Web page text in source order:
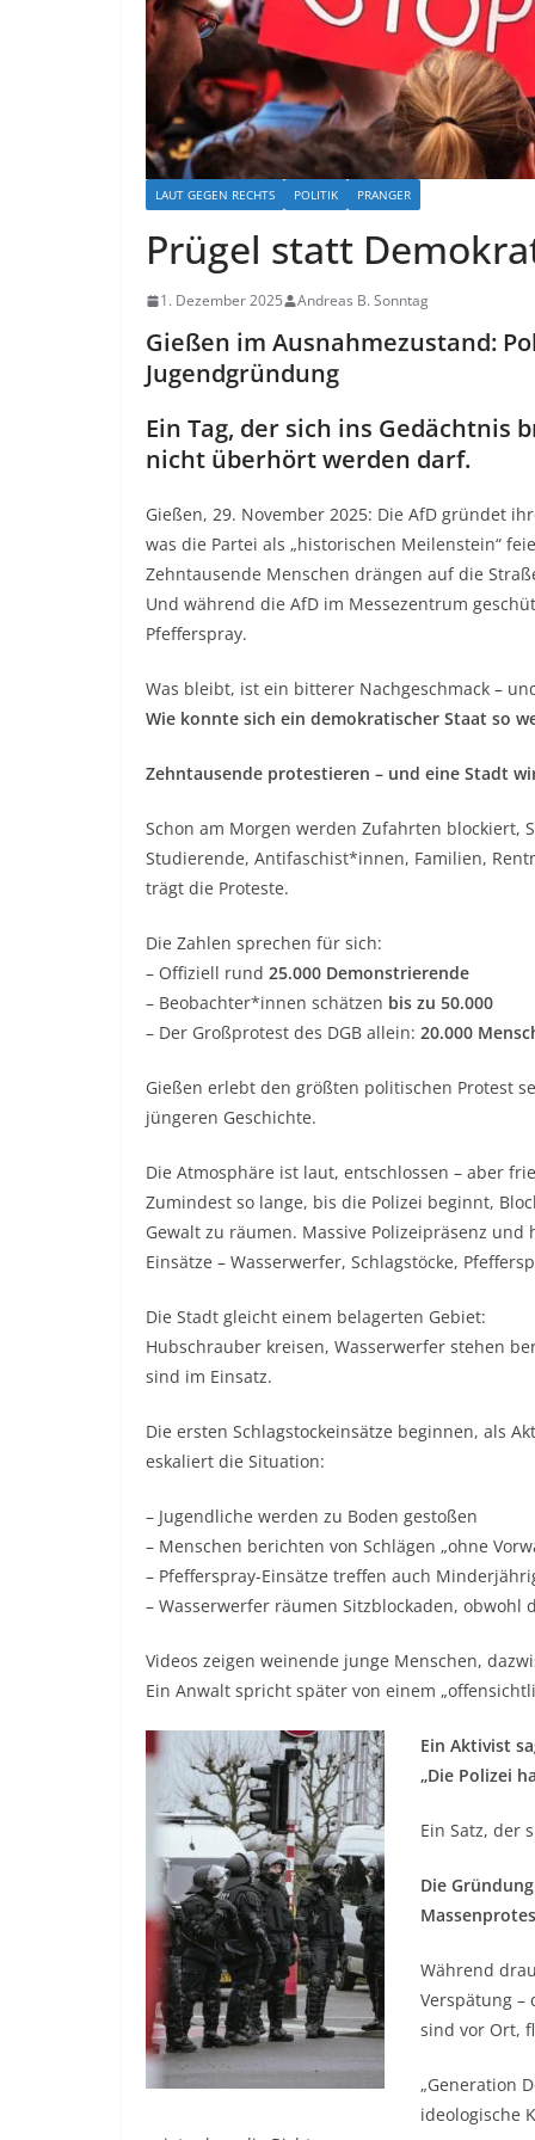
LAUT GEGEN RECHTS POLITIK PRANGER
Prügel statt
1. Dezember 2025 Andreas B. Sonntag
Gießen im Ausnahmezustand:
Jugendgründung
Ein Tag, der sich ins Gedächtnis
nicht überhört werden darf.
Gießen, 29. November 2025: Die AfD gründet
was die Partei als „historischen Meilenstein“
Zehntausende Menschen drängen auf die
Und während die AfD im Messezentrum
Pfefferspray.
Was bleibt, ist ein bitterer Nachgeschmack –
Wie konnte sich ein demokratischer Staat so
Zehntausende protestieren – und eine Stadt
Schon am Morgen werden Zufahrten blockiert,
Studierende, Antifaschist*innen, Familien,
trägt die Proteste.
Die Zahlen sprechen für sich:
– Offiziell rund 25.000 Demonstrierende
– Beobachter*innen schätzen bis zu 50.000
– Der Großprotest des DGB allein: 20.000
Gießen erlebt den größten politischen Protest
jüngeren Geschichte.
Die Atmosphäre ist laut, entschlossen – aber
Zumindest so lange, bis die Polizei beginnt,
Gewalt zu räumen. Massive Polizeipräsenz und
Einsätze – Wasserwerfer, Schlagstöcke,
Die Stadt gleicht einem belagerten Gebiet:
Hubschrauber kreisen, Wasserwerfer stehen
sind im Einsatz.
Die ersten Schlagstockeinsätze beginnen, als
eskaliert die Situation:
– Jugendliche werden zu Boden gestoßen
– Menschen berichten von Schlägen „ohne
– Pfefferspray-Einsätze treffen auch
– Wasserwerfer räumen Sitzblockaden, obwohl
Videos zeigen weinende junge Menschen,
Ein Anwalt spricht später von einem
Ein Aktivist
„Die Polizei
Ein Satz, der
Die
Während
Verspätung –
sind vor Ort,
„Generation
ideologische